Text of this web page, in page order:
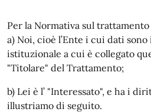
Per la Normativa sul
a) Noi, cioè l’Ente i cui dati
istituzionale a cui è collegato
"Titolare" del Trattamento;
b) Lei è l’ "Interessato", e ha i
illustriamo di seguito.